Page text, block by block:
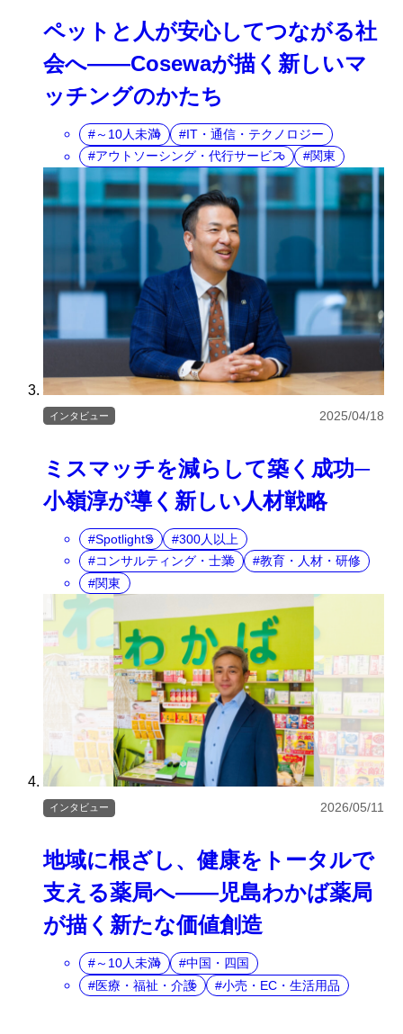
ペットと人が安心してつながる社
会へ――Cosewaが描く新しいマ
ッチングのかたち
～10人未満
IT・通信・テクノロジー
アウトソーシング・代行サービス
関東
ミスマッチを減らして築く成功─
小嶺淳が導く新しい人材戦略
インタビュー 2025/04/18
SpotlightS
300人以上
コンサルティング・士業
教育・人材・研修
関東
地域に根ざし、健康をトータルで
支える薬局へ――児島わかば薬局
が描く新たな価値創造
インタビュー 2026/05/11
～10人未満
中国・四国
医療・福祉・介護
小売・EC・生活用品